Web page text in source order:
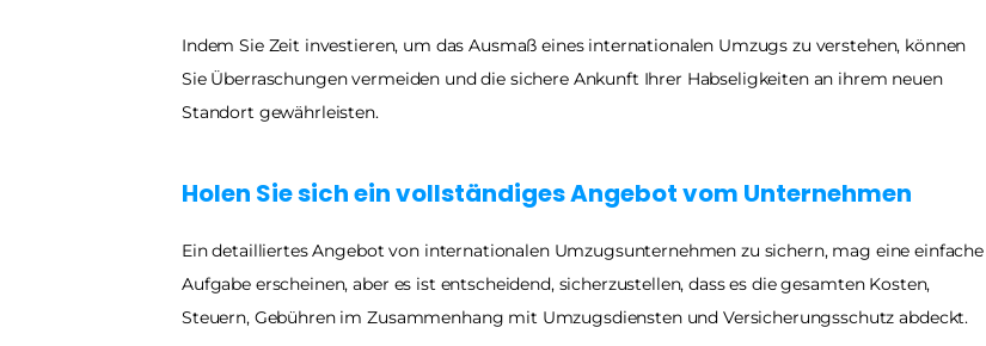
Indem Sie Zeit investieren, um das Ausmaß eines internationalen Umzugs zu verstehen, können
Sie Überraschungen vermeiden und die sichere Ankunft Ihrer Habseligkeiten an ihrem neuen
Standort gewährleisten.
Holen Sie sich ein vollständiges Angebot vom Unternehmen
Ein detailliertes Angebot von internationalen Umzugsunternehmen zu sichern, mag eine einfache
Aufgabe erscheinen, aber es ist entscheidend, sicherzustellen, dass es die gesamten Kosten,
Steuern, Gebühren im Zusammenhang mit Umzugsdiensten und Versicherungsschutz abdeckt.